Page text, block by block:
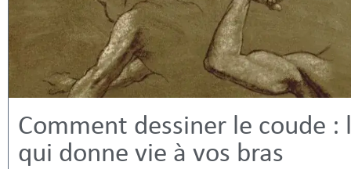
Comment dessiner le coude :
qui donne vie à vos bras